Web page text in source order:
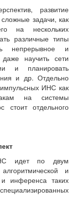
развитие
задачи, как
на нескольких
различные типы
непрерывное и
научить сети
и планировать
и др. Отдельно
ИНС как
на системы
стоит отдельного
идет по двум
и
инференса таких